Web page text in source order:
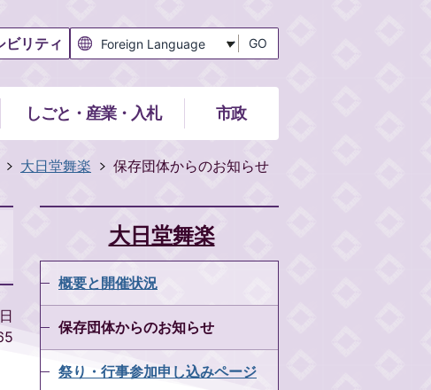
ビリティ GO
しごと・産業・入札 市政
大日堂舞楽 保存団体からのお知らせ
大日堂舞楽
概要と開催状況
保存団体からのお知らせ
祭り・行事参加申し込みページ